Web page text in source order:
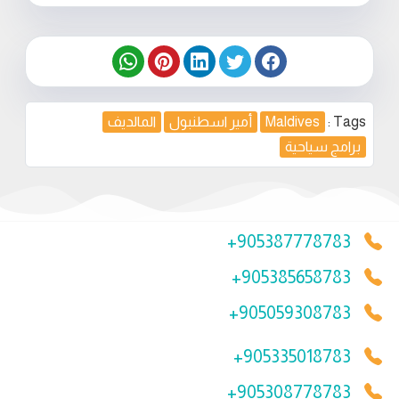
Tags :
Maldives أمير اسطنبول
المالديف
برامج سياحية
+905387778783
+905385658783
+905059308783
+905335018783
+905308778783